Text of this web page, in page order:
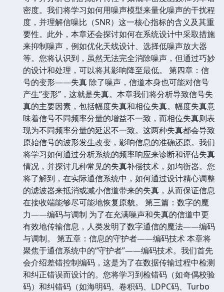
密度。我们将学习如何用噪声模型来量化噪声的干扰程
度，并理解信噪比（SNR）这一核心指标的含义及其重
要性。此外，本章还会探讨如何在系统设计中采取措施
来抑制噪声，例如优化天线设计、选择低噪声放大器
等。您将认识到，虽然无法完全消除噪声，但通过巧妙
的设计和处理，可以将其影响降至最低。 第四章：信
号的变形——失真 除了噪声，信道本身也可能对信号
产生“变形”，这就是失真。本章我们将分析导致信号失
真的主要因素，包括幅度失真和相位失真。幅度失真意
味着信号不同频率分量的增益不一致，而相位失真则表
现为不同频率分量的延迟不一致。这两种失真都会导致
原始信号的波形发生改变，影响信息的准确还原。我们
将学习如何通过分析系统的频率响应来诊断和评估失真
情况，并探讨几种常见的失真补偿技术，如均衡器。您
将了解到，在实际通信系统中，如何通过设计精心调整
的滤波器来抵消或减小信道带来的失真，从而保证信息
在接收端能够尽可能地恢复原貌。 第三篇：数字的魔
力——编码与调制 为了在充满噪声和失真的信道中更
有效地传输信息，人类发明了数字通信的魔法——编码
与调制。 第五章：信息的守护者——编码技术 本章将
聚焦于通信系统中的“守护者”——编码技术。我们首先
会介绍差错控制编码，这是为了在数据传输过程中检测
和纠正错误而设计的。您将学习到检错码（如奇偶校验
码）和纠错码（如海明码、卷积码、LDPC码、Turbo